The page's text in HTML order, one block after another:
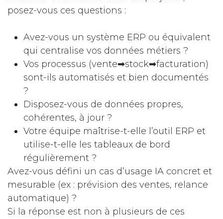
posez-vous ces questions :
Avez-vous un système ERP ou équivalent
qui centralise vos données métiers ?
Vos processus (vente➡stock➡facturation)
sont-ils automatisés et bien documentés
?
Disposez-vous de données propres,
cohérentes, à jour ?
Votre équipe maîtrise-t-elle l’outil ERP et
utilise-t-elle les tableaux de bord
régulièrement ?
Avez-vous défini un cas d’usage IA concret et
mesurable (ex : prévision des ventes, relance
automatique) ?
Si la réponse est non à plusieurs de ces